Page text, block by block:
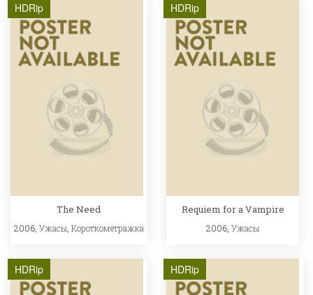
HDRip
The Need
2006, Ужасы, Короткометражка
HDRip
Requiem for a Vampire
2006,Ужасы
HDRip HDRip